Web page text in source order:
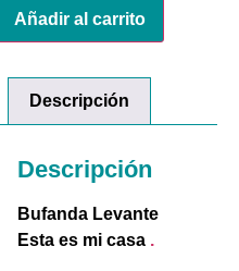
Añadir al carrito
Descripción
Descripción
Bufanda Levante
Esta es mi casa .